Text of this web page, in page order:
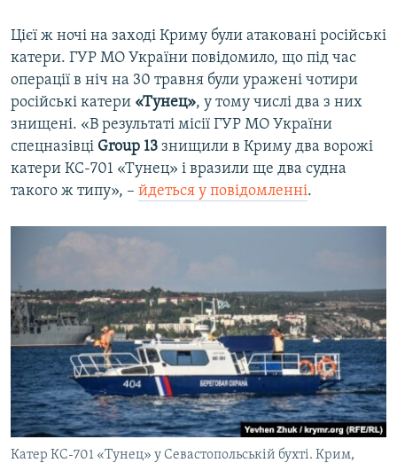
Цієї ж ночі на заході Криму були атаковані російські
катери. ГУР МО України повідомило, що під час
операції в ніч на 30 травня були уражені чотири
російські катери «Тунец», у тому числі два з них
знищені. «В результаті місії ГУР МО України
спецназівці Group 13 знищили в Криму два ворожі
катери КС-701 «Тунец» і вразили ще два судна
такого ж типу», – йдеться у повідомленні.
Катер КС-701 «Тунец» у Севастопольській бухті. Крим,